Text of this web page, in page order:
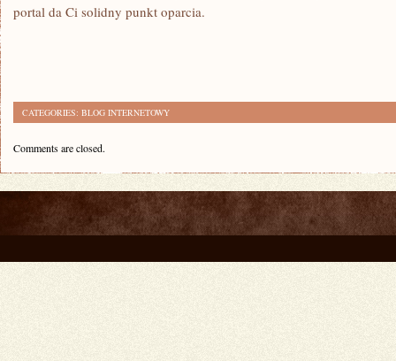
portal da Ci solidny punkt oparcia.
CATEGORIES: BLOG INTERNETOWY
Comments are closed.